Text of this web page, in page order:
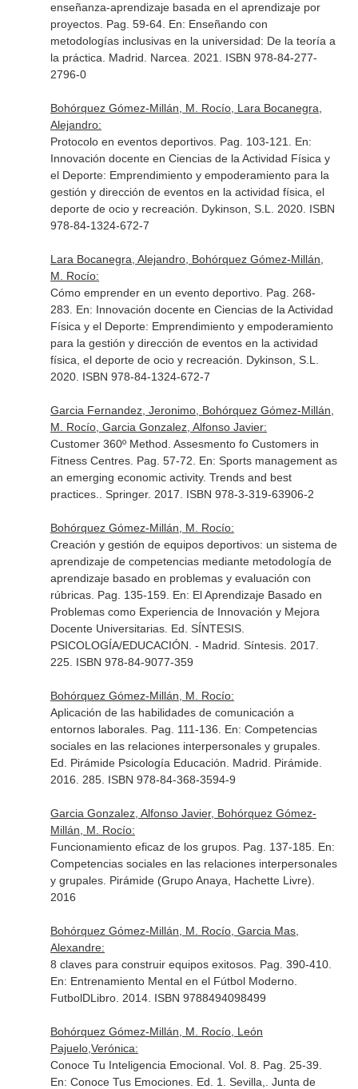
enseñanza-aprendizaje basada en el aprendizaje por
proyectos. Pag. 59-64. En: Enseñando con
metodologías inclusivas en la universidad: De la teoría a
la práctica . Madrid. Narcea. 2021. ISBN 978-84-277-
2796-0
Bohórquez Gómez-Millán, M. Rocío, Lara Bocanegra,
Alejandro:
Protocolo en eventos deportivos. Pag. 103-121. En:
Innovación docente en Ciencias de la Actividad Física y
el Deporte: Emprendimiento y empoderamiento para la
gestión y dirección de eventos en la actividad física, el
deporte de ocio y recreación . Dykinson, S.L. 2020. ISBN
978-84-1324-672-7
Lara Bocanegra, Alejandro, Bohórquez Gómez-Millán,
M. Rocío:
Cómo emprender en un evento deportivo. Pag. 268-
283. En: Innovación docente en Ciencias de la Actividad
Física y el Deporte: Emprendimiento y empoderamiento
para la gestión y dirección de eventos en la actividad
física, el deporte de ocio y recreación . Dykinson, S.L.
2020. ISBN 978-84-1324-672-7
Garcia Fernandez, Jeronimo, Bohórquez Gómez-Millán,
M. Rocío, Garcia Gonzalez, Alfonso Javier:
Customer 360º Method. Assesmento fo Customers in
Fitness Centres. Pag. 57-72. En: Sports management as
an emerging economic activity. Trends and best
practices.
. Springer. 2017. ISBN 978-3-319-63906-2
Bohórquez Gómez-Millán, M. Rocío:
Creación y gestión de equipos deportivos: un sistema de
aprendizaje de competencias mediante metodología de
aprendizaje basado en problemas y evaluación con
rúbricas. Pag. 135-159. En: El Aprendizaje Basado en
Problemas como Experiencia de Innovación y Mejora
Docente Universitarias. Ed. SÍNTESIS.
PSICOLOGÍA/EDUCACIÓN. - Madrid. Síntesis. 2017.
225. ISBN 978-84-9077-359
Bohórquez Gómez-Millán, M. Rocío:
Aplicación de las habilidades de comunicación a
entornos laborales. Pag. 111-136. En: Competencias
sociales en las relaciones interpersonales y grupales.
Ed. Pirámide Psicología Educación. Madrid. Pirámide.
2016. 285. ISBN 978-84-368-3594-9
Garcia Gonzalez, Alfonso Javier, Bohórquez Gómez-
Millán, M. Rocío:
Funcionamiento eficaz de los grupos. Pag. 137-185. En:
Competencias sociales en las relaciones interpersonales
y grupales. Pirámide (Grupo Anaya, Hachette Livre).
2016
Bohórquez Gómez-Millán, M. Rocío, Garcia Mas,
Alexandre:
8 claves para construir equipos exitosos. Pag. 390-410.
En: Entrenamiento Mental en el Fútbol Moderno.
FutbolDLibro. 2014. ISBN 9788494098499
Bohórquez Gómez-Millán, M. Rocío, León
Pajuelo,Verónica:
Conoce Tu Inteligencia Emocional. Vol. 8. Pag. 25-39.
En: Conoce Tus Emociones. Ed. 1. Sevilla,. Junta de